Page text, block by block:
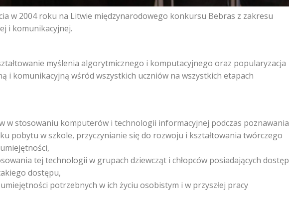
w 2004 roku na Litwie międzynarodowego konkursu Bebras z zakresu
i komunikacyjnej.
myślenia algorytmicznego i komputacyjnego oraz popularyzacja
i komunikacyjną wśród wszystkich uczniów na wszystkich etapach
w stosowaniu komputerów i technologii informacyjnej podczas poznawania
pobytu w szkole, przyczynianie się do rozwoju i kształtowania twórczego
tej technologii w grupach dziewcząt i chłopców posiadających dostęp
dostępu,
potrzebnych w ich życiu osobistym i w przyszłej pracy